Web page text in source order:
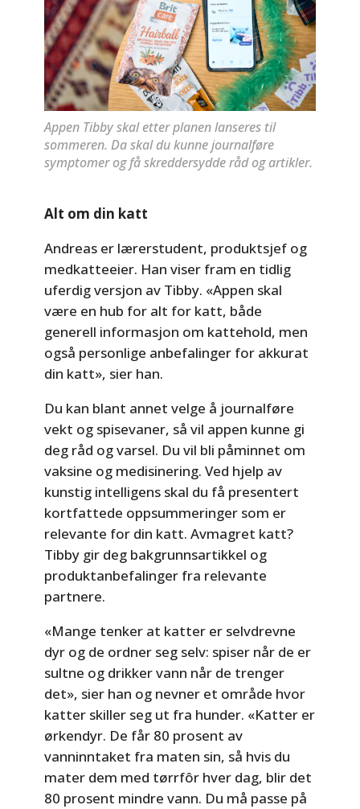
Appen Tibby skal etter planen lanseres til
sommeren. Da skal du kunne journalføre
symptomer og få skreddersydde råd og artikler.
Alt om din katt
Andreas er lærerstudent, produktsjef og
medkatteeier. Han viser fram en tidlig
uferdig versjon av Tibby. «Appen skal
være en hub for alt for katt, både
generell informasjon om kattehold, men
også personlige anbefalinger for akkurat
din katt», sier han.
Du kan blant annet velge å journalføre
vekt og spisevaner, så vil appen kunne gi
deg råd og varsel. Du vil bli påminnet om
vaksine og medisinering. Ved hjelp av
kunstig intelligens skal du få presentert
kortfattede oppsummeringer som er
relevante for din katt. Avmagret katt?
Tibby gir deg bakgrunnsartikkel og
produktanbefalinger fra relevante
partnere.
«Mange tenker at katter er selvdrevne
dyr og de ordner seg selv: spiser når de er
sultne og drikker vann når de trenger
det», sier han og nevner et område hvor
katter skiller seg ut fra hunder. «Katter er
ørkendyr. De får 80 prosent av
vanninntaket fra maten sin, så hvis du
mater dem med tørrfôr hver dag, blir det
80 prosent mindre vann. Du må passe på